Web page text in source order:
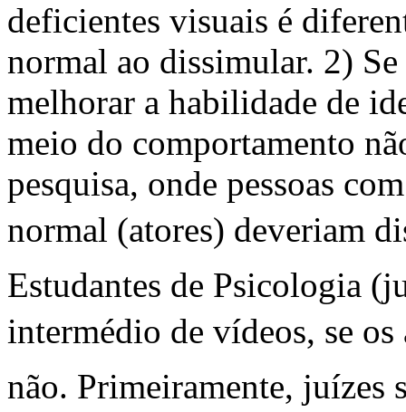
deficientes visuais é
normal ao dissimular. 2)
melhorar a habilidade de
meio do comportamento
pesquisa, onde pessoas
normal (atores) deveriam
Estudantes de Psicologia
intermédio de vídeos, se os
não. Primeiramente, juízes